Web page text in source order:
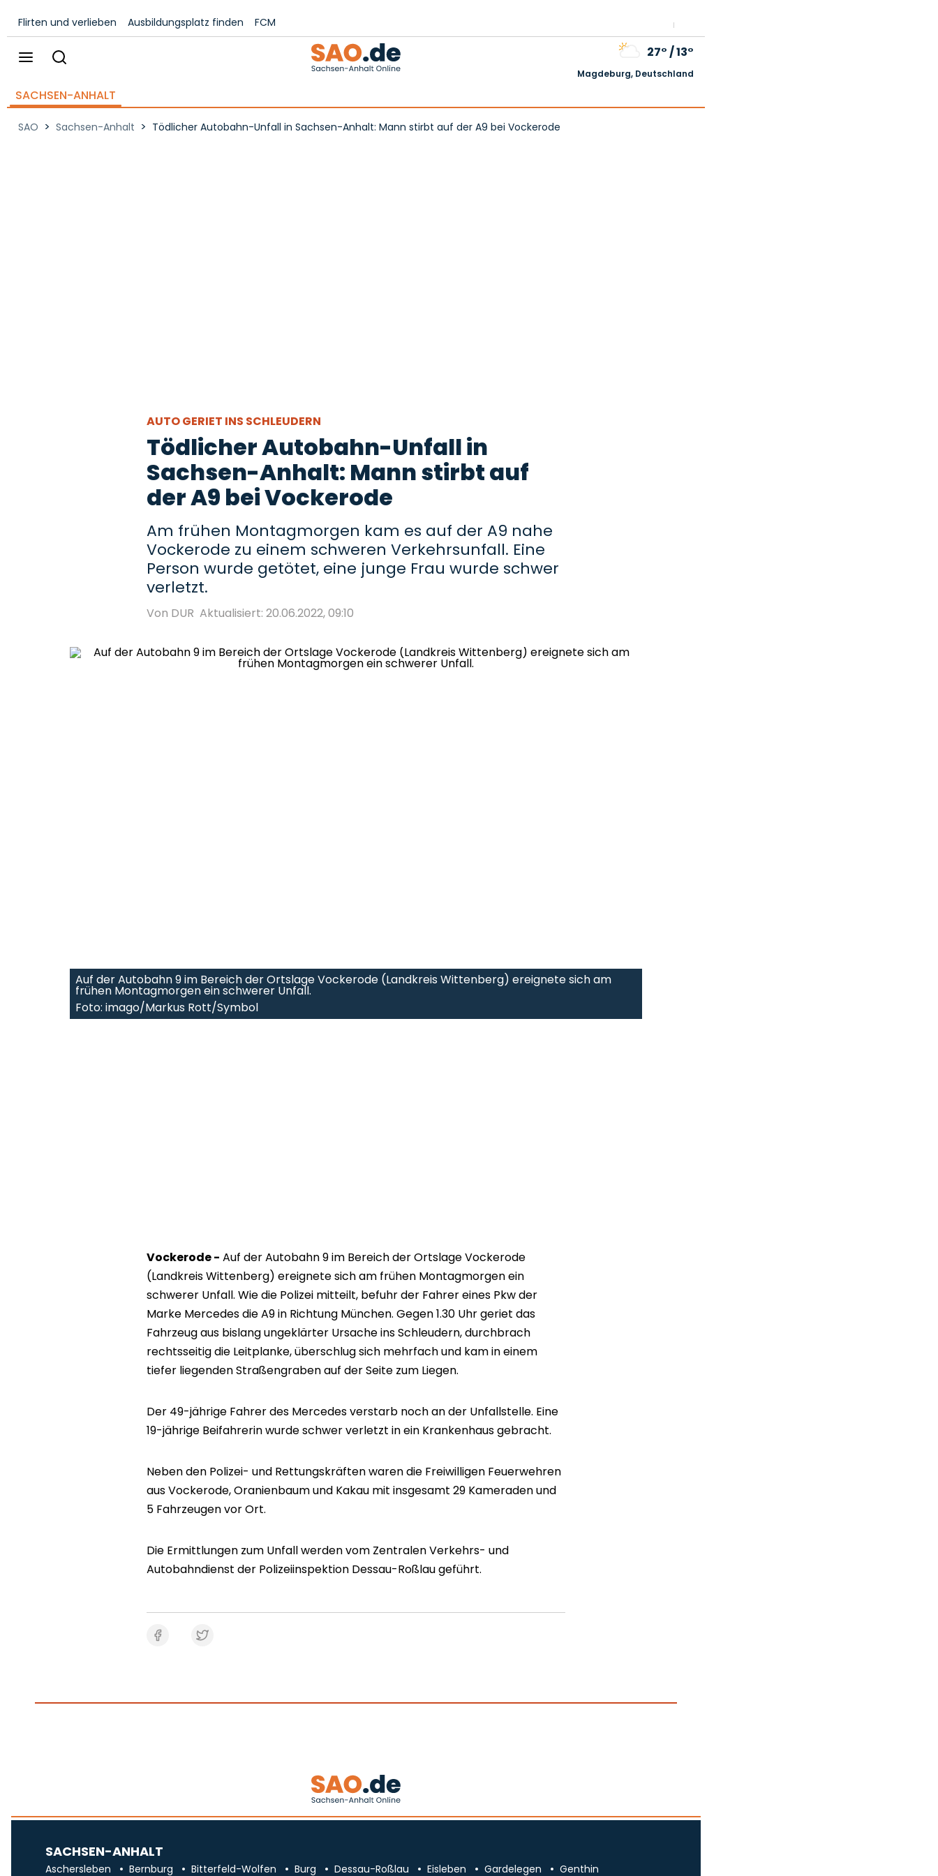
Flirten und verlieben Ausbildungsplatz finden FCM
27°/13°
Magdeburg, Deutschland
SACHSEN-ANHALT
SAO > Sachsen-Anhalt > Tödlicher Autobahn-Unfall in Sachsen-Anhalt: Mann stirbt auf der A9 bei Vockerode
AUTO GERIET INS SCHLEUDERN
Tödlicher Autobahn-Unfall in
Sachsen-Anhalt: Mann stirbt auf
der A9 bei Vockerode
Am frühen Montagmorgen kam es auf der A9 nahe
Vockerode zu einem schweren Verkehrsunfall. Eine
Person wurde getötet, eine junge Frau wurde schwer
verletzt.
Von DUR Aktualisiert: 20.06.2022, 09:10
Auf der Autobahn 9 im Bereich der Ortslage Vockerode (Landkreis Wittenberg) ereignete sich am
frühen Montagmorgen ein schwerer Unfall.
Foto: imago/Markus Rott/Symbol
Vockerode - Auf der Autobahn 9 im Bereich der Ortslage Vockerode
(Landkreis Wittenberg) ereignete sich am frühen Montagmorgen ein
schwerer Unfall. Wie die Polizei mitteilt, befuhr der Fahrer eines Pkw der
Marke Mercedes die A9 in Richtung München. Gegen 1.30 Uhr geriet das
Fahrzeug aus bislang ungeklärter Ursache ins Schleudern, durchbrach
rechtsseitig die Leitplanke, überschlug sich mehrfach und kam in einem
tiefer liegenden Straßengraben auf der Seite zum Liegen.
Der 49-jährige Fahrer des Mercedes verstarb noch an der Unfallstelle. Eine
19-jährige Beifahrerin wurde schwer verletzt in ein Krankenhaus gebracht.
Neben den Polizei- und Rettungskräften waren die Freiwilligen Feuerwehren
aus Vockerode, Oranienbaum und Kakau mit insgesamt 29 Kameraden und
5 Fahrzeugen vor Ort.
Die Ermittlungen zum Unfall werden vom Zentralen Verkehrs- und
Autobahndienst der Polizeiinspektion Dessau-Roßlau geführt.
SACHSEN-ANHALT
Aschersleben Bernburg Bitterfeld-Wolfen Burg Dessau-Roßlau Eisleben Gardelegen Genthin